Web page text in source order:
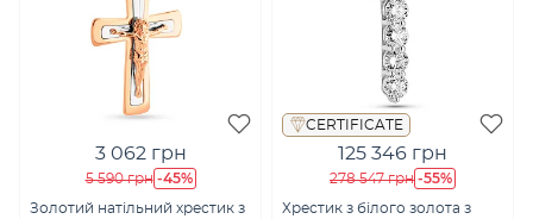
3 062 грн
5 590 грн -45%
Золотий натільний хрестик з
CERTIFICATE
125 346 грн
278 547 грн -55%
Хрестик з білого золота з